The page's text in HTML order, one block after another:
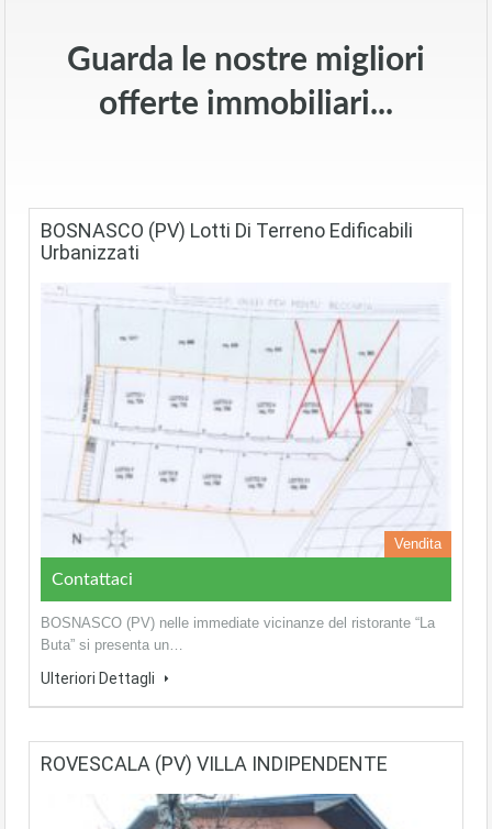
Guarda le nostre migliori
offerte immobiliari...
BOSNASCO (PV) Lotti Di Terreno Edificabili
Urbanizzati
Vendita
Contattaci
BOSNASCO (PV) nelle immediate vicinanze del ristorante “La
Buta” si presenta un…
Ulteriori Dettagli
ROVESCALA (PV) VILLA INDIPENDENTE